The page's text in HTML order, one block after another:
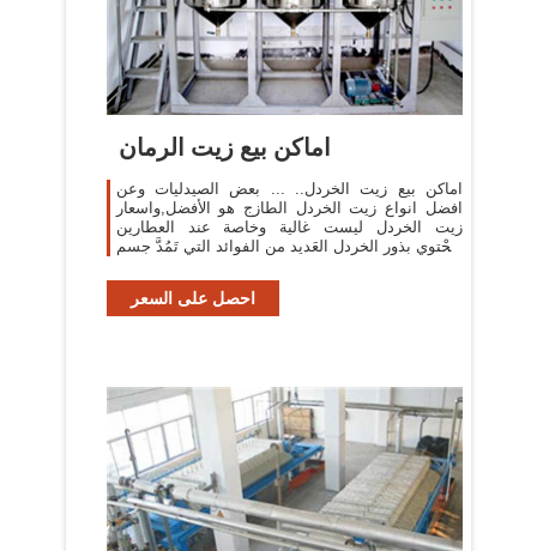
اماكن بيع زيت الرمان
اماكن بيع زيت الخردل.. ... بعض الصيدليات وعن
افضل انواع زيت الخردل الطازج هو الأفضل,واسعار
زيت الخردل ليست غالية وخاصة عند العطارين
ويَحْتوي بذور الخردل العَديد من الفوائد التي تَمُدَّ جسم
احصل على السعر